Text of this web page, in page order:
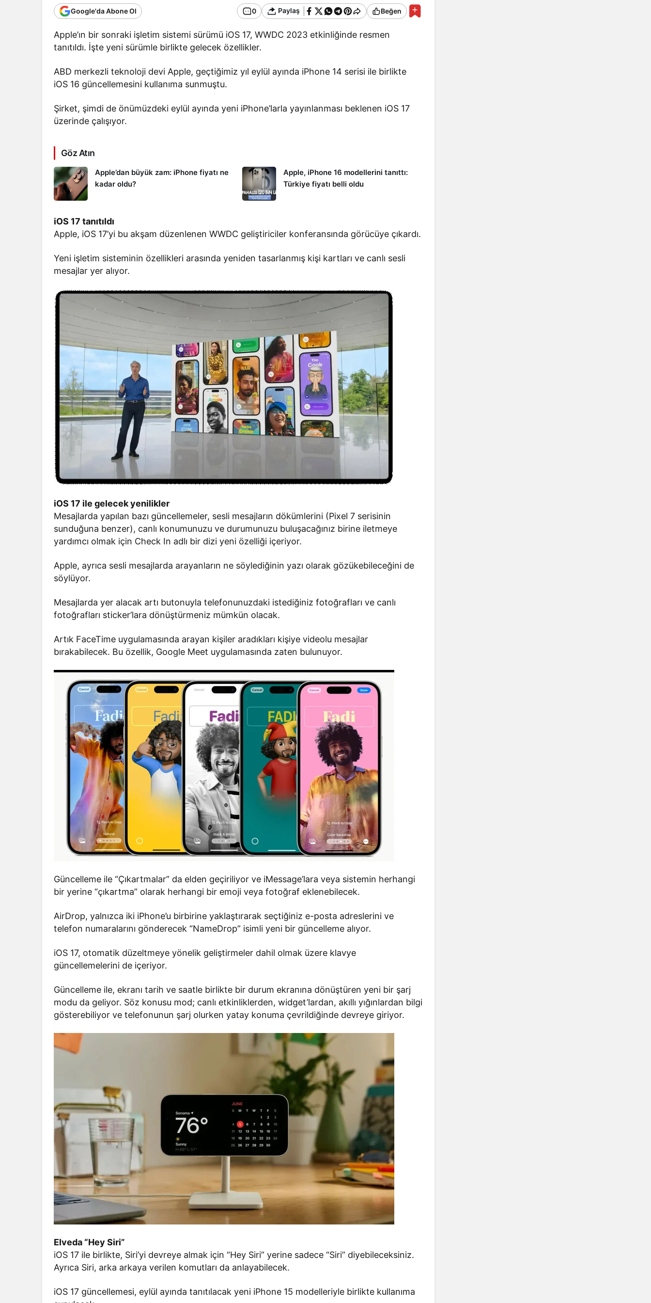
Google'da Abone Ol 0 Paylaş Beğen
Apple’ın bir sonraki işletim sistemi sürümü iOS 17, WWDC 2023 etkinliğinde resmen
tanıtıldı. İşte yeni sürümle birlikte gelecek özellikler.
ABD merkezli teknoloji devi Apple, geçtiğimiz yıl eylül ayında iPhone 14 serisi ile birlikte
iOS 16 güncellemesini kullanıma sunmuştu.
Şirket, şimdi de önümüzdeki eylül ayında yeni iPhone’larla yayınlanması beklenen iOS 17
üzerinde çalışıyor.
Göz Atın
Apple’dan büyük zam: iPhone fiyatı ne
kadar oldu?
Apple, iPhone 16 modellerini tanıttı:
Türkiye fiyatı belli oldu
iOS 17 tanıtıldı
Apple, iOS 17’yi bu akşam düzenlenen WWDC geliştiriciler konferansında görücüye çıkardı.
Yeni işletim sisteminin özellikleri arasında yeniden tasarlanmış kişi kartları ve canlı sesli
mesajlar yer alıyor.
iOS 17 ile gelecek yenilikler
Mesajlarda yapılan bazı güncellemeler, sesli mesajların dökümlerini (Pixel 7 serisinin
sunduğuna benzer), canlı konumunuzu ve durumunuzu buluşacağınız birine iletmeye
yardımcı olmak için Check In adlı bir dizi yeni özelliği içeriyor.
Apple, ayrıca sesli mesajlarda arayanların ne söylediğinin yazı olarak gözükebileceğini de
söylüyor.
Mesajlarda yer alacak artı butonuyla telefonunuzdaki istediğiniz fotoğrafları ve canlı
fotoğrafları sticker’lara dönüştürmeniz mümkün olacak.
Artık FaceTime uygulamasında arayan kişiler aradıkları kişiye videolu mesajlar
bırakabilecek. Bu özellik, Google Meet uygulamasında zaten bulunuyor.
Güncelleme ile “Çıkartmalar” da elden geçiriliyor ve iMessage’lara veya sistemin herhangi
bir yerine “çıkartma” olarak herhangi bir emoji veya fotoğraf eklenebilecek.
AirDrop, yalnızca iki iPhone’u birbirine yaklaştırarak seçtiğiniz e-posta adreslerini ve
telefon numaralarını gönderecek “NameDrop” isimli yeni bir güncelleme alıyor.
iOS 17, otomatik düzeltmeye yönelik geliştirmeler dahil olmak üzere klavye
güncellemelerini de içeriyor.
Güncelleme ile, ekranı tarih ve saatle birlikte bir durum ekranına dönüştüren yeni bir şarj
modu da geliyor. Söz konusu mod; canlı etkinliklerden, widget’lardan, akıllı yığınlardan bilgi
gösterebiliyor ve telefonunun şarj olurken yatay konuma çevrildiğinde devreye giriyor.
Elveda “Hey Siri”
iOS 17 ile birlikte, Siri’yi devreye almak için “Hey Siri” yerine sadece “Siri” diyebileceksiniz.
Ayrıca Siri, arka arkaya verilen komutları da anlayabilecek.
iOS 17 güncellemesi, eylül ayında tanıtılacak yeni iPhone 15 modelleriyle birlikte kullanıma